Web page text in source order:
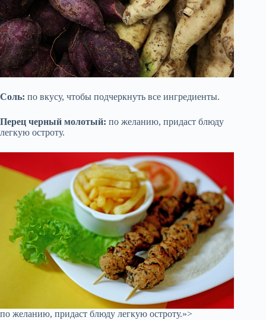
Соль: по вкусу, чтобы подчеркнуть все ингредиенты.
Перец черный молотый: по желанию, придаст блюду
легкую остроту.
по желанию, придаст блюду легкую остроту.»>